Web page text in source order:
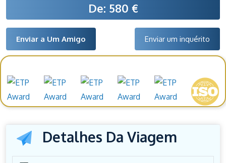
De: 580 €
Enviar a Um Amigo Enviar um inquérito
Detalhes Da Viagem